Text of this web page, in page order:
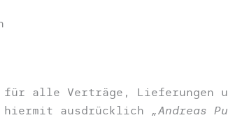
für alle Verträge, Lieferungen
hiermit ausdrücklich „Andreas